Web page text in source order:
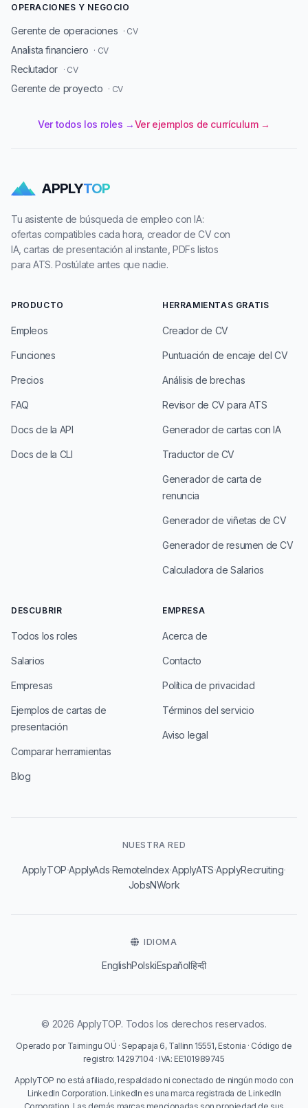
OPERACIONES Y NEGOCIO
Gerente de operaciones · CV
Analista financiero · CV
Reclutador · CV
Gerente de proyecto · CV
Ver todos los roles →Ver ejemplos de currículum →
APPLYTOP
Tu asistente de búsqueda de empleo con IA:
ofertas compatibles cada hora, creador de CV con
IA, cartas de presentación al instante, PDFs listos
para ATS. Postúlate antes que nadie.
PRODUCTO
Empleos
Funciones
Precios
FAQ
Docs de la API
Docs de la CLI
HERRAMIENTAS GRATIS
Creador de CV
Puntuación de encaje del CV
Análisis de brechas
Revisor de CV para ATS
Generador de cartas con IA
Traductor de CV
Generador de carta de
renuncia
Generador de viñetas de CV
Generador de resumen de CV
Calculadora de Salarios
DESCUBRIR
Todos los roles
Salarios
Empresas
Ejemplos de cartas de
presentación
Comparar herramientas
Blog
EMPRESA
Acerca de
Contacto
Política de privacidad
Términos del servicio
Aviso legal
NUESTRA RED
ApplyTOP·ApplyAds·RemoteIndex·ApplyATS·ApplyRecruiting·
JobsNWork
IDIOMA
EnglishPolskiEspañolहिन्दी
© 2026 ApplyTOP. Todos los derechos reservados.
Operado por Taimingu OÜ · Sepapaja 6, Tallinn 15551, Estonia · Código de
registro: 14297104 · IVA: EE101989745
ApplyTOP no está afiliado, respaldado ni conectado de ningún modo con
LinkedIn Corporation. LinkedIn es una marca registrada de LinkedIn